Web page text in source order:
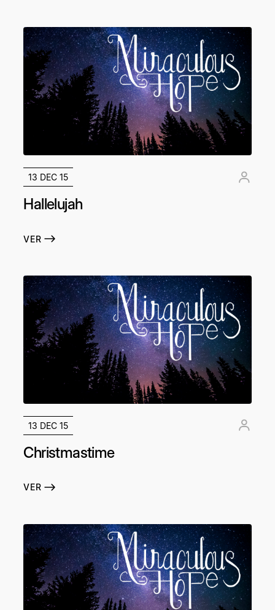
13 DEC 15
Hallelujah
VER
13 DEC 15
Christmastime
VER